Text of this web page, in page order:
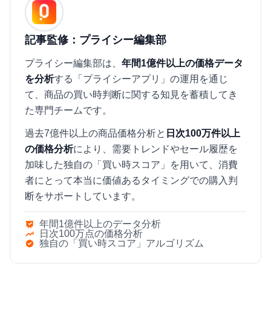
記事監修：プライシー編集部
プライシー編集部は、 年間1億件以上の価格データ
を分析する「プライシーアプリ」の運用を通じ
て、商品の買い時判断に関する知見を蓄積してき
た専門チームです。
過去7億件以上の商品価格分析と 日次100万件以上
の価格分析により、需要トレンドやセール履歴を
加味した独自の「買い時スコア」を用いて、消費
者にとって本当に価値あるタイミングでの購入判
断をサポートしています。
年間1億件以上のデータ分析
日次100万点の価格分析
独自の「買い時スコア」アルゴリズム